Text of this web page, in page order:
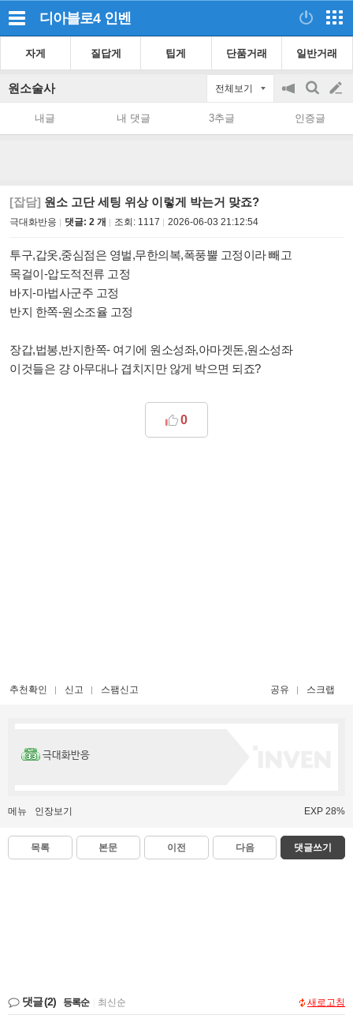
디아블로4 인벤
자게 질답게 팁게 단품거래 일반거래
원소술사 전체보기
공
on/off
검
색
글
쓰
내글 내 댓글 3추글 인증글
[잡담] 원소 고단 세팅 위상 이렇게 박는거 맞죠?
극대화반응 댓글: 2 개 조회: 1117 2026-06-03 21:12:54
투구,갑옷,중심점은 영벌,무한의복,폭풍뿔 고정이라 빼고
목걸이-압도적전류 고정
바지-마법사군주 고정
반지 한쪽-원소조율 고정
장갑,법봉,반지한쪽- 여기에 원소성좌,아마겟돈,원소성좌
이것들은 걍 아무대나 겹치지만 않게 박으면 되죠?
0
추천확인 신고 스팸신고 공유 스크랩
극대화반응
메뉴 인장보기 EXP 28%
목록 본문 이전 다음 댓글쓰기
댓글(2) 등록순 최신순 새로고침